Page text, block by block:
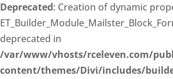
Deprecated: Creation of dynamic
deprecated in
/var/www/vhosts/rceleven.com/
content/themes/Divi/includes/